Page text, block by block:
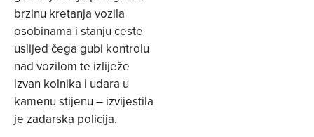
brzinu kretanja vozila
osobinama i stanju ceste
uslijed čega gubi kontrolu
nad vozilom te izliježe
izvan kolnika i udara u
kamenu stijenu – izvijestila
je zadarska policija.